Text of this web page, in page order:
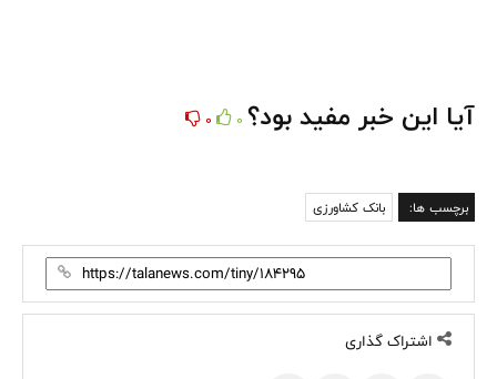
آیا این خبر مفید بود؟ 0
0
برچسب ها: بانک کشاورزی
اشتراک گذاری